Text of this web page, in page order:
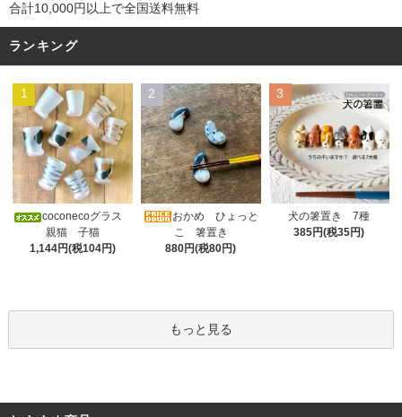
合計10,000円以上で全国送料無料
ランキング
1
coconecoグラス
親猫 子猫
1,144円(税104円)
2
おかめ ひょっと
こ 箸置き
880円(税80円)
3
犬の箸置き 7種
385円(税35円)
もっと見る